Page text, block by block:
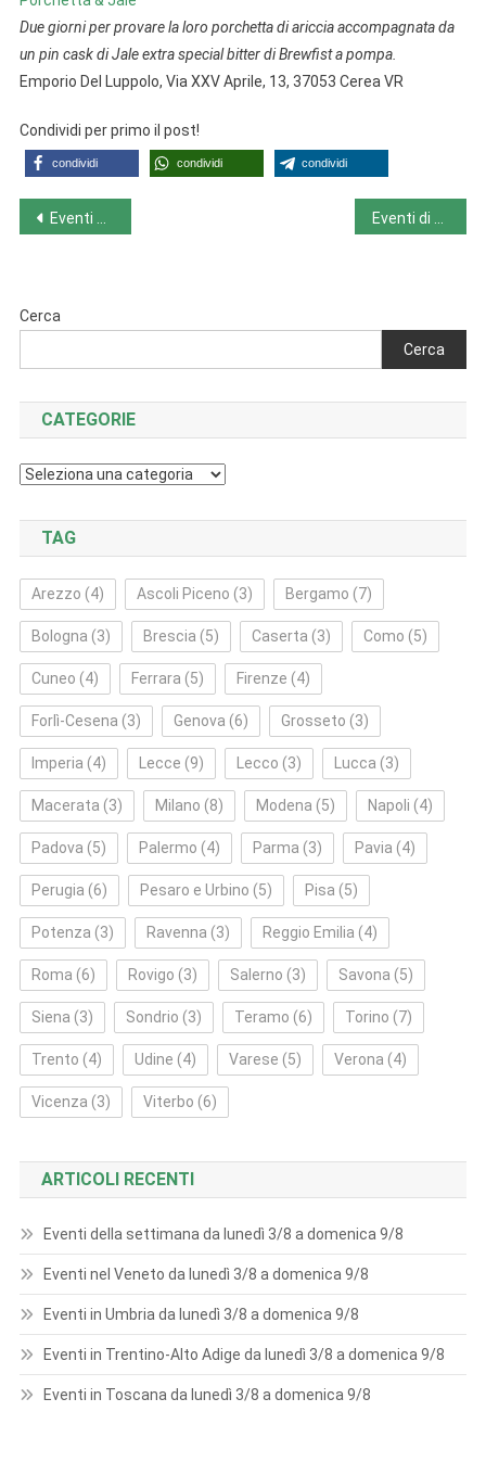
Due giorni per provare la loro porchetta di ariccia accompagnata da
un pin cask di Jale extra special bitter di Brewfist a pompa.
Emporio Del Luppolo, Via XXV Aprile, 13, 37053 Cerea VR
Condividi per primo il post!
condividi condividi condividi
Navigazione
Eventi della settimana da lunedì 11/12 a domenica 17/12
Cerca
Cerca
CATEGORIE
Categorie
TAG
Arezzo (4) Ascoli Piceno (3) Bergamo (7)
Bologna (3) Brescia (5) Caserta (3) Como (5)
Cuneo (4) Ferrara (5) Firenze (4)
Forlì‑Cesena (3) Genova (6) Grosseto (3)
Imperia (4) Lecce (9) Lecco (3) Lucca (3)
Macerata (3) Milano (8) Modena (5) Napoli (4)
Padova (5) Palermo (4) Parma (3) Pavia (4)
Perugia (6) Pesaro e Urbino (5) Pisa (5)
Potenza (3) Ravenna (3) Reggio Emilia (4)
Roma (6) Rovigo (3) Salerno (3) Savona (5)
Siena (3) Sondrio (3) Teramo (6) Torino (7)
Trento (4) Udine (4) Varese (5) Verona (4)
Vicenza (3) Viterbo (6)
ARTICOLI RECENTI
Eventi della settimana da lunedì 3/8 a domenica 9/8
Eventi nel Veneto da lunedì 3/8 a domenica 9/8
Eventi in Umbria da lunedì 3/8 a domenica 9/8
Eventi in Trentino-Alto Adige da lunedì 3/8 a domenica 9/8
Eventi in Toscana da lunedì 3/8 a domenica 9/8